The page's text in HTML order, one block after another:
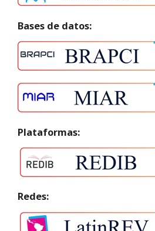
Bases de datos:
Plataformas:
Redes: